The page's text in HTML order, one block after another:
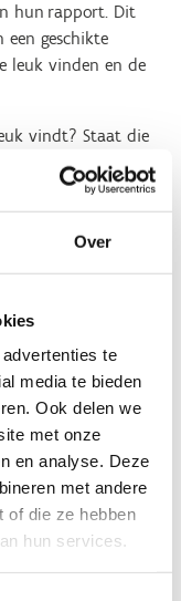
Over
te
media te bieden
Ook delen we
met onze
en analyse. Deze
met andere
of die ze hebben
hun services.
hun rapport. Dit
geschikte
leuk vinden en de
vindt? Staat die
rapport? Dat is
doen want
lokale
hen geschikt